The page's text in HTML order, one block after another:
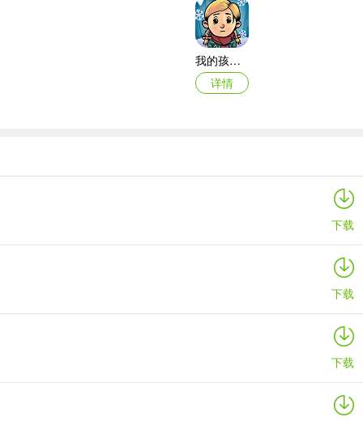
我的孩子新的开始苹果手机版
详情
我的汤姆猫2苹果版
下载
下载
下载